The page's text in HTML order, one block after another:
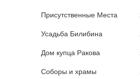
Присутственные Места
Усадьба Билибина
Дом купца Ракова
Соборы и храмы